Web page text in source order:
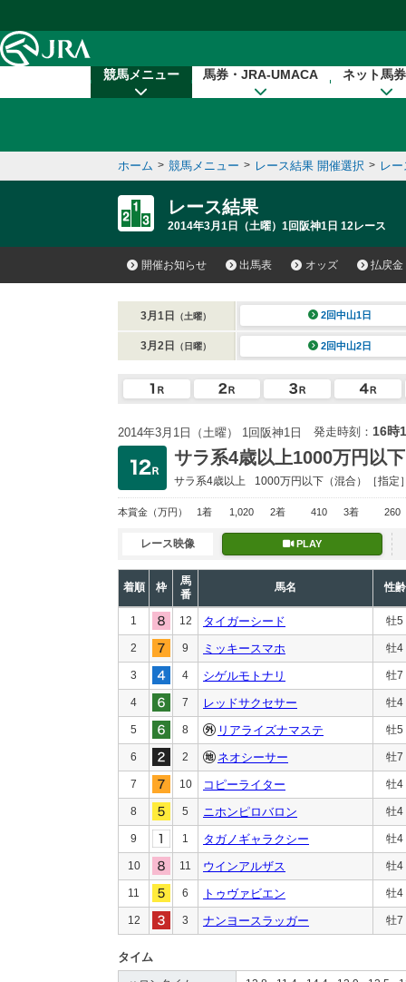
競馬メニュー 馬券・JRA-UMACA ネット馬
ホーム > 競馬メニュー > レース結果 開催選択 > レ
レース結果
2014年3月1日（土曜）1回阪神1日 12レース
開催お知らせ 出馬表 オッズ 払戻金
3月1日 （土曜） 2回中山1日
3月2日 （日曜） 2回中山2日
2014年3月1日（土曜） 1回阪神1日 発走時刻： 16時
サラ系4歳以上1000万円以下
サラ系4歳以上 1000万円以下 （混合）［指定
本賞金 （万円） 1着 1,020 2着 410 3着 260
レース映像 PLAY
着順 枠
馬
番
馬名 性齢
1 12 タイガーシード 牡5
2 9 ミッキースマホ 牡4
3 4 シゲルモトナリ 牡7
4 7 レッドサクセサー 牡4
5 8 リアライズナマステ 牡5
6 2 ネオシーサー 牡7
7 10 コピーライター 牡4
8 5 ニホンピロバロン 牡4
9 1 タガノギャラクシー 牡4
10 11 ウインアルザス 牡4
11 6 トゥヴァビエン 牡4
12 3 ナンヨースラッガー 牡7
タイム